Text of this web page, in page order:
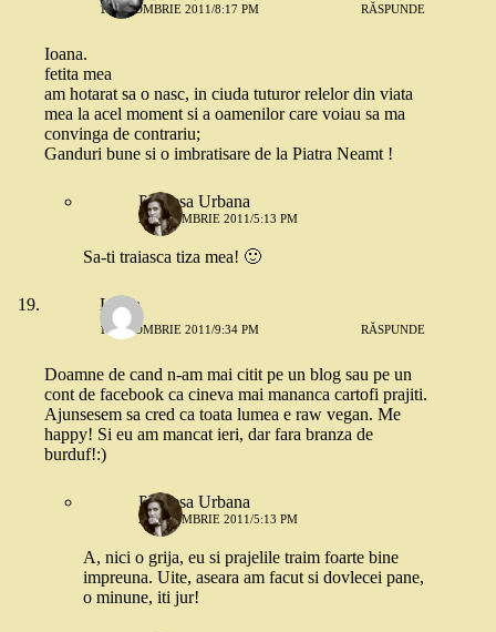
1 OCTOMBRIE 2011/8:17 PM RĂSPUNDE
Ioana.
fetita mea
am hotarat sa o nasc, in ciuda tuturor relelor din viata
mea la acel moment si a oamenilor care voiau sa ma
convinga de contrariu;
Ganduri bune si o imbratisare de la Piatra Neamt !
Printesa Urbana
2 OCTOMBRIE 2011/5:13 PM
Sa-ti traiasca tiza mea! 🙂
Laura
1 OCTOMBRIE 2011/9:34 PM RĂSPUNDE
Doamne de cand n-am mai citit pe un blog sau pe un
cont de facebook ca cineva mai mananca cartofi prajiti.
Ajunsesem sa cred ca toata lumea e raw vegan. Me
happy! Si eu am mancat ieri, dar fara branza de
burduf!:)
Printesa Urbana
2 OCTOMBRIE 2011/5:13 PM
A, nici o grija, eu si prajelile traim foarte bine
impreuna. Uite, aseara am facut si dovlecei pane,
o minune, iti jur!